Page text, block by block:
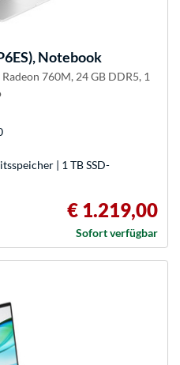
Notebook
760M, 24 GB DDR5, 1
| 1 TB SSD-
€ 1.219,00
Sofort verfügbar